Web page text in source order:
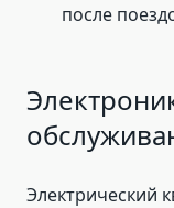
после
Электрический